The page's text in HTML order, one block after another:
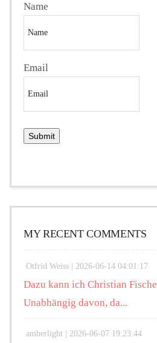
Name
Email
MY RECENT COMMENTS
Otfrid Weiss | 2026-06-14 04:01:17
Dazu kann ich Christian
Unabhängig davon, da...
amberlight | 2026-06-07 19:23:44